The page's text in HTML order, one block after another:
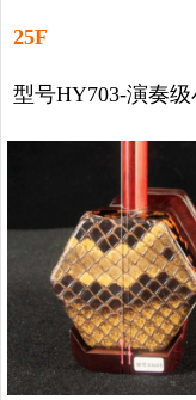
25F
型号HY703-演奏